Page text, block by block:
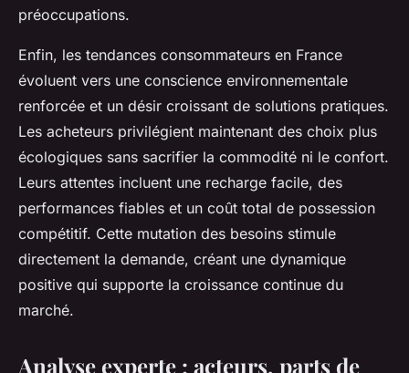
préoccupations.
Enfin, les tendances consommateurs en France
évoluent vers une conscience environnementale
renforcée et un désir croissant de solutions pratiques.
Les acheteurs privilégient maintenant des choix plus
écologiques sans sacrifier la commodité ni le confort.
Leurs attentes incluent une recharge facile, des
performances fiables et un coût total de possession
compétitif. Cette mutation des besoins stimule
directement la demande, créant une dynamique
positive qui supporte la croissance continue du
marché.
Analyse experte : acteurs, parts de